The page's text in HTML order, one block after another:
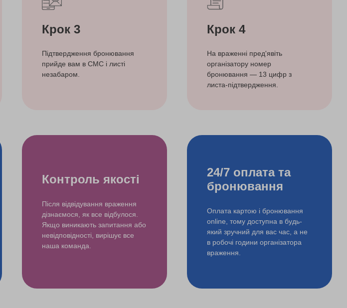
Крок 3
Підтвердження бронювання
прийде вам в СМС і листі
незабаром.
Крок 4
На враженні пред'явіть
організатору номер
бронювання — 13 цифр з
листа-підтвердження.
Контроль якості
Після відвідування враження
дізнаємося, як все відбулося.
Якщо виникають запитання або
невідповідності, вирішує все
наша команда.
24/7 оплата та
бронювання
Оплата картою і бронювання
online, тому доступна в будь-
який зручний для вас час, а не
в робочі години організатора
враження.